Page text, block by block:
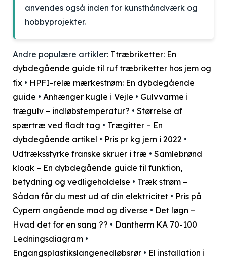
anvendes også inden for kunsthåndværk og
hobbyprojekter.
Andre populære artikler: Ttræbriketter: En
dybdegående guide til ruf træbriketter hos jem og
fix • HPFI-relæ mærkestrøm: En dybdegående
guide • Anhænger kugle i Vejle • Gulvvarme i
trægulv – indløbstemperatur? • Størrelse af
spærtræ ved fladt tag • Trægitter – En
dybdegående artikel • Pris pr kg jern i 2022 •
Udtræksstyrke franske skruer i træ • Samlebrønd
kloak – En dybdegående guide til funktion,
betydning og vedligeholdelse • Træk strøm –
Sådan får du mest ud af din elektricitet • Pris på
Cypern angående mad og diverse • Det løgn –
Hvad det for en sang ?? • Dantherm KA 70-100
Ledningsdiagram •
Engangsplastikslangenedløbsrør • El installation i